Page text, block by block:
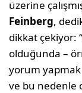
üzerine
Feinberg,
dikkat çekiyor:
olduğunda –
yorum
ve bu nedenle